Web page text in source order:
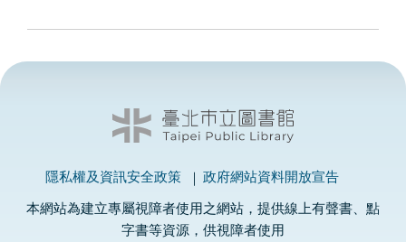
隱私權及資訊安全政策 政府網站資料開放宣告
本網站為建立專屬視障者使用之網站，提供線上有聲書、點
字書等資源，供視障者使用